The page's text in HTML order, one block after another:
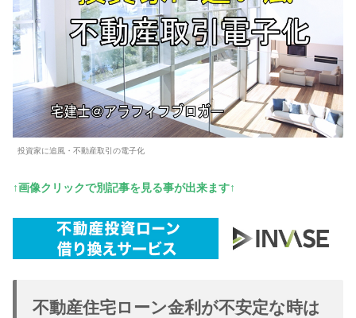
投資家に追風・不動産取引の電子化
↑画像クリックで別記事を見る事が出来ます↑
不動産住宅ローン金利が不安定な時は